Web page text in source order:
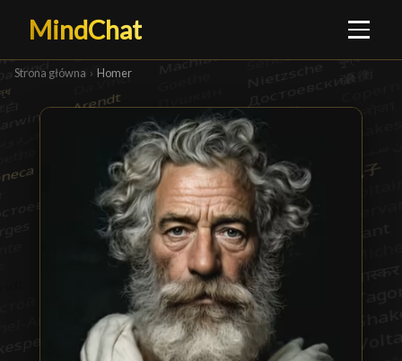
MindChat
Strona główna › Homer